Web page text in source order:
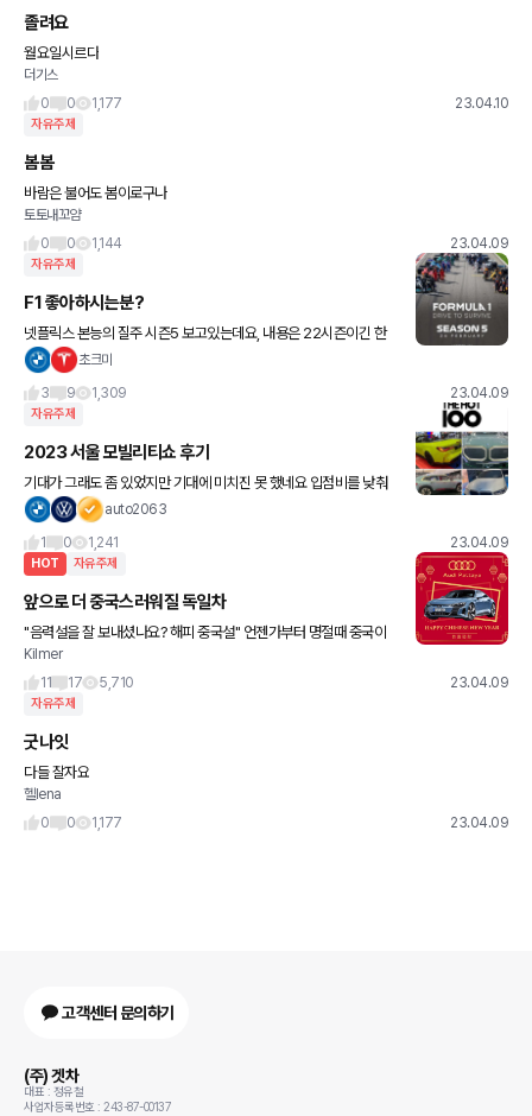
졸려요
월요일시르다
더기스
0
0 1,177 23.04.10
자유주제
봄봄
바람은 불어도 봄이로구나
토토내꼬얌
0
0 1,144 23.04.09
자유주제
F1 좋아하시는분?
넷플릭스 본능의 질주 시즌5 보고있는데요, 내용은 22시즌이긴 한
데, 그래도 짜릿하니 재밌네요 ㅎ 갠적으론 페라리 르클레르 응원합
초크미
3
9 1,309 23.04.09
자유주제
2023 서울 모빌리티쇼 후기
기대가 그래도 좀 있었지만 기대에 미치진 못 했네요 입점비를 낮춰
서라도 참가업체 확보에 주력해야지 싶네요✔️ 이번 행사의 주인공은
auto2063
1
0 1,241 23.04.09
HOT 자유주제
앞으로 더 중국스러워질 독일차
"음력설을 잘 보내셨나요? 해피 중국설" 언젠가부터 명절때 중국이
아닌 제3국에 보내는 인사말에도 Chinese New Year 라고 친절하
Kilmer
11
17 5,710 23.04.09
자유주제
굿나잇
다들 잘자요
헬lena
0
0 1,177 23.04.09
고객센터 문의하기
(주) 겟차
대표 : 정유철
사업자등록번호 : 243-87-00137